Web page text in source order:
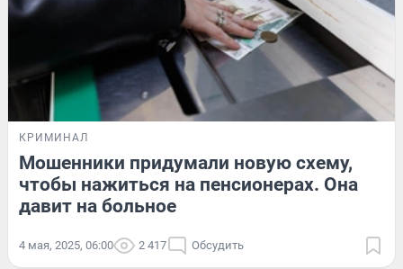
КРИМИНАЛ
Мошенники придумали новую схему,
чтобы нажиться на пенсионерах. Она
давит на больное
4 мая, 2025, 06:00 2 417 Обсудить